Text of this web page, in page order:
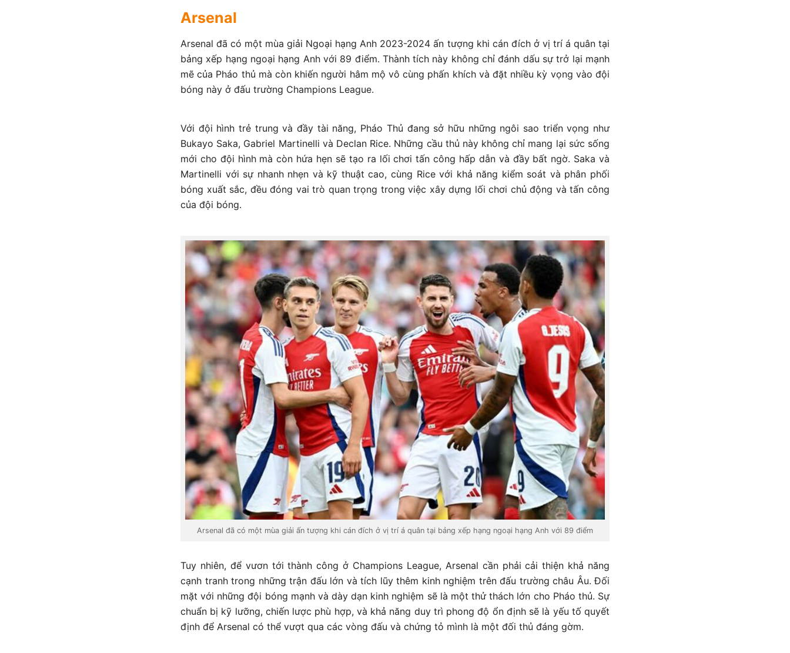
Arsenal
Arsenal đã có một mùa giải Ngoại hạng Anh 2023-2024 ấn tượng khi cán đích ở vị trí á quân tại
bảng xếp hạng ngoại hạng Anh với 89 điểm. Thành tích này không chỉ đánh dấu sự trở lại mạnh
mẽ của Pháo thủ mà còn khiến người hâm mộ vô cùng phấn khích và đặt nhiều kỳ vọng vào đội
bóng này ở đấu trường Champions League.
Với đội hình trẻ trung và đầy tài năng, Pháo Thủ đang sở hữu những ngôi sao triển vọng như
Bukayo Saka, Gabriel Martinelli và Declan Rice. Những cầu thủ này không chỉ mang lại sức sống
mới cho đội hình mà còn hứa hẹn sẽ tạo ra lối chơi tấn công hấp dẫn và đầy bất ngờ. Saka và
Martinelli với sự nhanh nhẹn và kỹ thuật cao, cùng Rice với khả năng kiểm soát và phân phối
bóng xuất sắc, đều đóng vai trò quan trọng trong việc xây dựng lối chơi chủ động và tấn công
của đội bóng.
Arsenal đã có một mùa giải ấn tượng khi cán đích ở vị trí á quân tại bảng xếp hạng ngoại hạng Anh với 89 điểm
Tuy nhiên, để vươn tới thành công ở Champions League, Arsenal cần phải cải thiện khả năng
cạnh tranh trong những trận đấu lớn và tích lũy thêm kinh nghiệm trên đấu trường châu Âu. Đối
mặt với những đội bóng mạnh và dày dạn kinh nghiệm sẽ là một thử thách lớn cho Pháo thủ. Sự
chuẩn bị kỹ lưỡng, chiến lược phù hợp, và khả năng duy trì phong độ ổn định sẽ là yếu tố quyết
định để Arsenal có thể vượt qua các vòng đấu và chứng tỏ mình là một đối thủ đáng gờm.